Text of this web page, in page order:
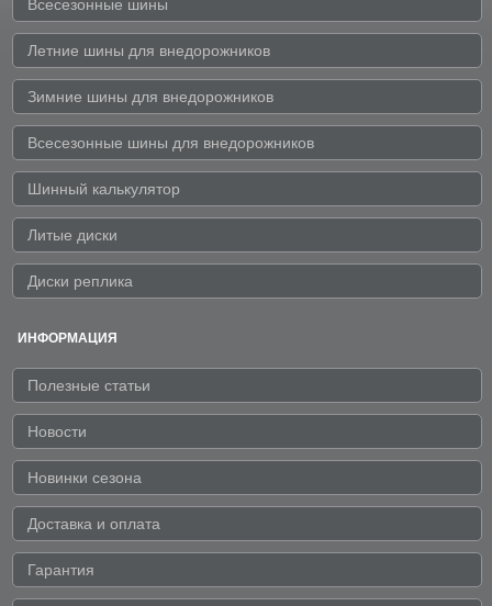
Всесезонные шины
Летние шины для внедорожников
Зимние шины для внедорожников
Всесезонные шины для внедорожников
Шинный калькулятор
Литые диски
Диски реплика
ИНФОРМАЦИЯ
Полезные статьи
Новости
Новинки сезона
Доставка и оплата
Гарантия